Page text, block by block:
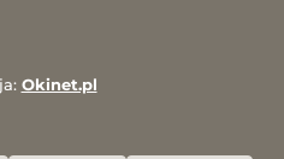
Okinet.pl